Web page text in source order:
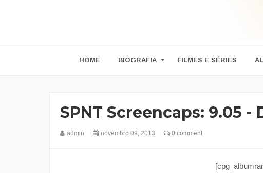
HOME BIOGRAFIA FILMES E SÉRIES
SPNT Screencaps: 9.05
admin novembro 09, 2013 0 comment